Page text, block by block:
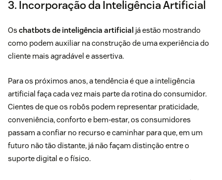
3. Incorporação da Inteligência Artificial
Os chatbots de inteligência artificial já estão mostrando
como podem auxiliar na construção de uma experiência do
cliente mais agradável e assertiva.
Para os próximos anos, a tendência é que a inteligência
artificial faça cada vez mais parte da rotina do consumidor.
Cientes de que os robôs podem representar praticidade,
conveniência, conforto e bem-estar, os consumidores
passam a confiar no recurso e caminhar para que, em um
futuro não tão distante, já não façam distinção entre o
suporte digital e o físico.